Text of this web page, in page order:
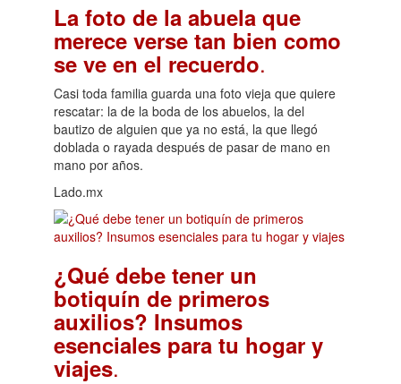
La foto de la abuela que
merece verse tan bien como
se ve en el recuerdo.
Casi toda familia guarda una foto vieja que quiere
rescatar: la de la boda de los abuelos, la del
bautizo de alguien que ya no está, la que llegó
doblada o rayada después de pasar de mano en
mano por años.
Lado.mx
¿Qué debe tener un
botiquín de primeros
auxilios? Insumos
esenciales para tu hogar y
viajes.